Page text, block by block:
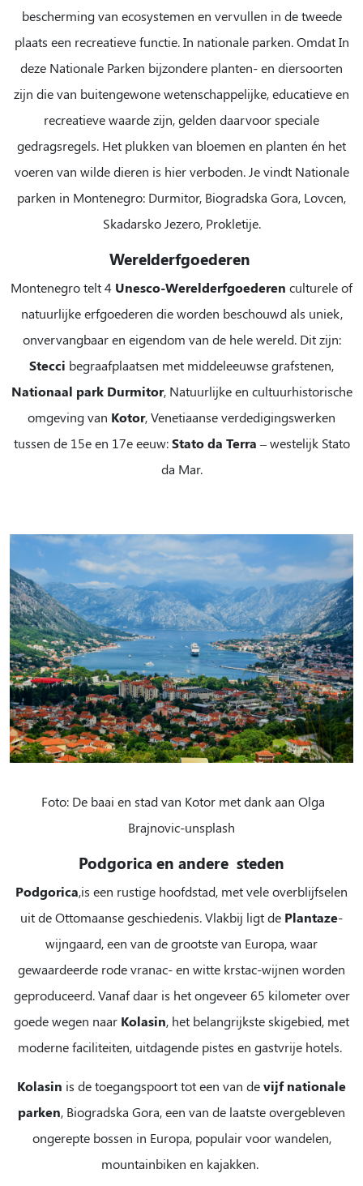
bescherming van ecosystemen en vervullen in de tweede
plaats een recreatieve functie. In nationale parken. Omdat In
deze Nationale Parken bijzondere planten- en diersoorten
zijn die van buitengewone wetenschappelijke, educatieve en
recreatieve waarde zijn, gelden daarvoor speciale
gedragsregels. Het plukken van bloemen en planten én het
voeren van wilde dieren is hier verboden. Je vindt Nationale
parken in Montenegro: Durmitor, Biogradska Gora, Lovcen,
Skadarsko Jezero, Prokletije.
Werelderfgoederen
Montenegro telt 4 Unesco-Werelderfgoederen culturele of
natuurlijke erfgoederen die worden beschouwd als uniek,
onvervangbaar en eigendom van de hele wereld. Dit zijn:
Stecci begraafplaatsen met middeleeuwse grafstenen,
Nationaal park Durmitor, Natuurlijke en cultuurhistorische
omgeving van Kotor, Venetiaanse verdedigingswerken
tussen de 15e en 17e eeuw:Stato da Terra – westelijk Stato
da Mar.
Foto: De baai en stad van Kotor met dank aan Olga
Brajnovic-unsplash
Podgorica en andere steden
Podgorica,is een rustige hoofdstad, met vele overblijfselen
uit de Ottomaanse geschiedenis. Vlakbij ligt de Plantaze-
wijngaard, een van de grootste van Europa, waar
gewaardeerde rode vranac- en witte krstac-wijnen worden
geproduceerd. Vanaf daar is het ongeveer 65 kilometer over
goede wegen naar Kolasin, het belangrijkste skigebied, met
moderne faciliteiten, uitdagende pistes en gastvrije hotels.
Kolasin is de toegangspoort tot een van devijf nationale
parken, Biogradska Gora, een van de laatste overgebleven
ongerepte bossen in Europa, populair voor wandelen,
mountainbiken en kajakken.